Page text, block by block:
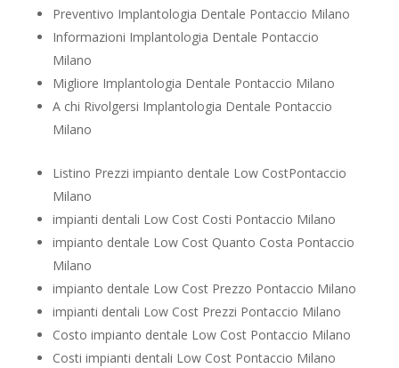
Preventivo Implantologia Dentale Pontaccio Milano
Informazioni Implantologia Dentale Pontaccio
Milano
Migliore Implantologia Dentale Pontaccio Milano
A chi Rivolgersi Implantologia Dentale Pontaccio
Milano
Listino Prezzi impianto dentale Low CostPontaccio
Milano
impianti dentali Low Cost Costi Pontaccio Milano
impianto dentale Low Cost Quanto Costa Pontaccio
Milano
impianto dentale Low Cost Prezzo Pontaccio Milano
impianti dentali Low Cost Prezzi Pontaccio Milano
Costo impianto dentale Low Cost Pontaccio Milano
Costi impianti dentali Low Cost Pontaccio Milano